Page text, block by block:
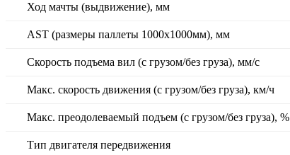
Ход мачты (выдвижение), мм
AST (размеры паллеты 1000x1000мм), мм
Скорость подъема вил (с грузом/без груза), мм/с
Макс. скорость движения (с грузом/без груза), км/ч
Макс. преодолеваемый подъем (с грузом/без груза), %
Тип двигателя передвижения